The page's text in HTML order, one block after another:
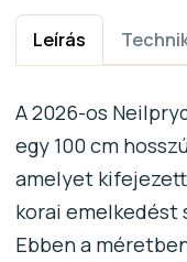
Leírás
A 2026-os
egy 100 cm
amelyet
korai emelkedést
Ebben a